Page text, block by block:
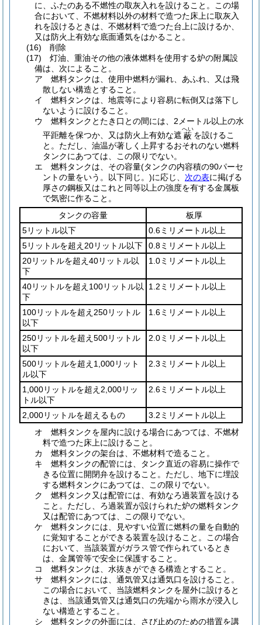
に、ふたのある不燃性の取灰入れを設けること。
この場
合において、不燃材料以外の材料で造つた床上に取灰入
れを設けるときは、不燃材料で造つた台上に設けるか、
又は防火上有効な底面通気をはかること。
(16)
削除
(17)
灯油、重油その他の液体燃料を使用する炉の附属設
備は、次によること。
ア
燃料タンクは、使用中燃料が漏れ、あふれ、又は飛
散しない構造とすること。
イ
燃料タンクは、地震等により容易に転倒又は落下し
ないように設けること。
ウ
燃料タンクとたき口との間には、2メートル以上の水
平距離を保つか、又は防火上有効な遮 蔽
へい
を設けるこ
と。 ただし、油温が著しく上昇するおそれのない燃料
タンクにあつては、この限りでない。
エ
燃料タンクは、その容量(タンクの内容積の90パーセ
ントの量をいう。以下同じ。)に応じ、 次の表に掲げる
厚さの鋼板又はこれと同等以上の強度を有する金属板
で気密に作ること。
タンクの容量
板厚
5リットル以下
0.6ミリメートル以上
5リットルを超え20リットル以下
0.8ミリメートル以上
20リットルを超え40リットル以
下
1.0ミリメートル以上
40リットルを超え100リットル以
下
1.2ミリメートル以上
100リットルを超え250リットル
以下
1.6ミリメートル以上
250リットルを超え500リットル
以下
2.0ミリメートル以上
500リットルを超え1,000リット
ル以下
2.3ミリメートル以上
1,000リットルを超え2,000リッ
トル以下
2.6ミリメートル以上
2,000リットルを超えるもの
3.2ミリメートル以上
オ
燃料タンクを屋内に設ける場合にあつては、不燃材
料で造つた床上に設けること。
カ
燃料タンクの架台は、不燃材料で造ること。
キ
燃料タンクの配管には、タンク直近の容易に操作で
きる位置に開閉弁を設けること。 ただし、地下に埋設
する燃料タンクにあつては、この限りでない。
ク
燃料タンク又は配管には、有効なろ過装置を設ける
こと。 ただし、ろ過装置が設けられた炉の燃料タンク
又は配管にあつては、この限りでない。
ケ
燃料タンクには、見やすい位置に燃料の量を自動的
に覚知することができる装置を設けること。
この場合
において、当該装置がガラス管で作られているとき
は、金属管等で安全に保護すること。
コ
燃料タンクは、水抜きができる構造とすること。
サ
燃料タンクには、通気管又は通気口を設けること。
この場合において、当該燃料タンクを屋外に設けると
きは、当該通気管又は通気口の先端から雨水が浸入し
ない構造とすること。
シ
燃料タンクの外面には、さび止めのための措置を講